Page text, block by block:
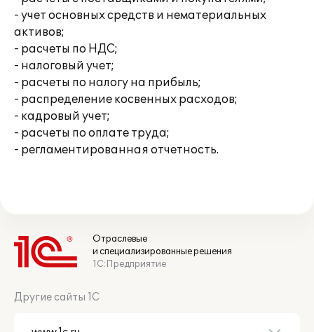
- учет основных средств и нематериальных
активов;
- расчеты по НДС;
- налоговый учет;
- расчеты по налогу на прибыль;
- распределение косвенных расходов;
- кадровый учет;
- расчеты по оплате труда;
- регламентированная отчетность.
Отраслевые
и специализированные решения
1С:Предприятие
Другие сайты 1С